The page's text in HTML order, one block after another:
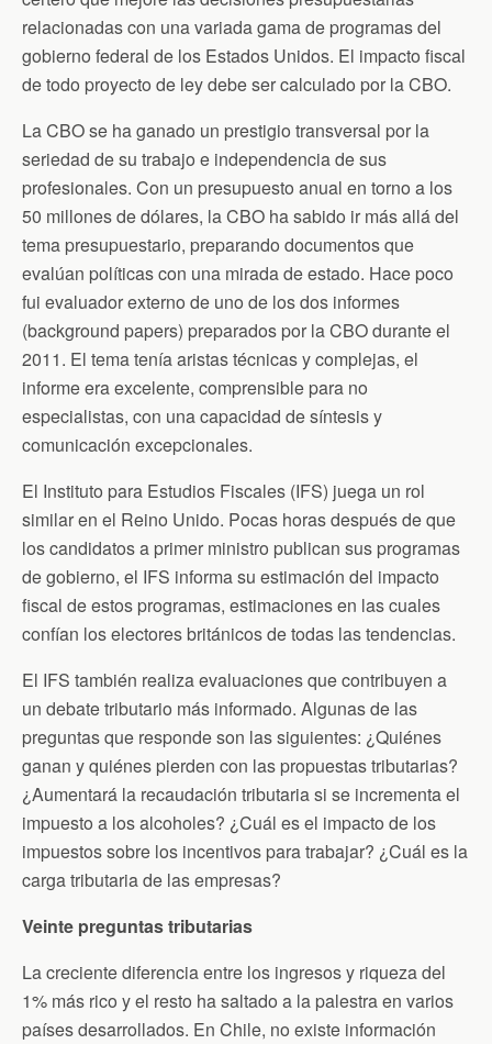
relacionadas con una variada gama de programas del
gobierno federal de los Estados Unidos. El impacto fiscal
de todo proyecto de ley debe ser calculado por la CBO.
La CBO se ha ganado un prestigio transversal por la
seriedad de su trabajo e independencia de sus
profesionales. Con un presupuesto anual en torno a los
50 millones de dólares, la CBO ha sabido ir más allá del
tema presupuestario, preparando documentos que
evalúan políticas con una mirada de estado. Hace poco
fui evaluador externo de uno de los dos informes
(background papers) preparados por la CBO durante el
2011. El tema tenía aristas técnicas y complejas, el
informe era excelente, comprensible para no
especialistas, con una capacidad de síntesis y
comunicación excepcionales.
El Instituto para Estudios Fiscales (IFS) juega un rol
similar en el Reino Unido. Pocas horas después de que
los candidatos a primer ministro publican sus programas
de gobierno, el IFS informa su estimación del impacto
fiscal de estos programas, estimaciones en las cuales
confían los electores británicos de todas las tendencias.
El IFS también realiza evaluaciones que contribuyen a
un debate tributario más informado. Algunas de las
preguntas que responde son las siguientes: ¿Quiénes
ganan y quiénes pierden con las propuestas tributarias?
¿Aumentará la recaudación tributaria si se incrementa el
impuesto a los alcoholes? ¿Cuál es el impacto de los
impuestos sobre los incentivos para trabajar? ¿Cuál es la
carga tributaria de las empresas?
Veinte preguntas tributarias
La creciente diferencia entre los ingresos y riqueza del
1% más rico y el resto ha saltado a la palestra en varios
países desarrollados. En Chile, no existe información